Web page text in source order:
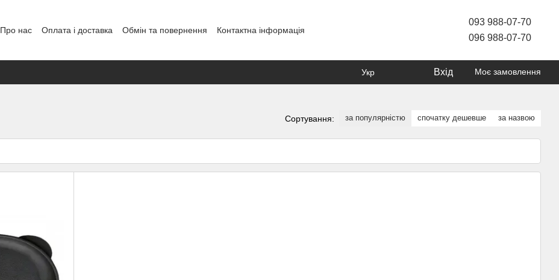
Про нас Оплата і доставка Обмін та повернення
Контактна інформація
093 988-07-70
096 988-07-70
Укр Вхід Моє замовлення
Сортування: за популярністю спочатку дешевше за назвою